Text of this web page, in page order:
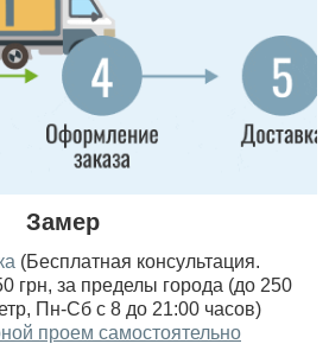
Замер
(Бесплатная консультация.
грн, за пределы города (до 250
Пн-Сб с 8 до 21:00 часов)
проем самостоятельно